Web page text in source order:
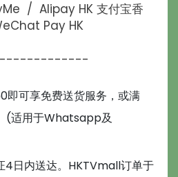
/ Alipay HK 支付宝香
Pay HK
即可享免费送货服务，或满
(适用于Whatsapp及
日内送达。HKTVmall订单于